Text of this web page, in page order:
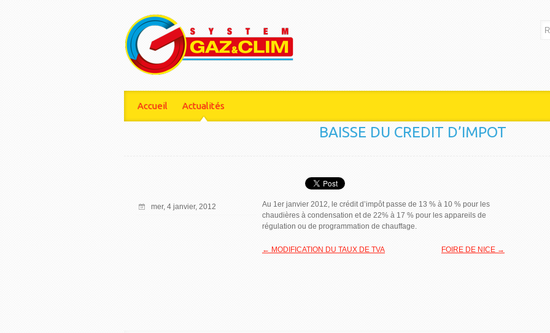
Accueil Actualités
BAISSE DU CREDIT D’IMPOT
mer, 4 janvier, 2012
Au 1er janvier 2012, le crédit d’impôt passe de 13 % à 10 % pour les
chaudières à condensation et de 22% à 17 % pour les appareils de
régulation ou de programmation de chauffage.
← MODIFICATION DU TAUX DE TVA FOIRE DE NICE →